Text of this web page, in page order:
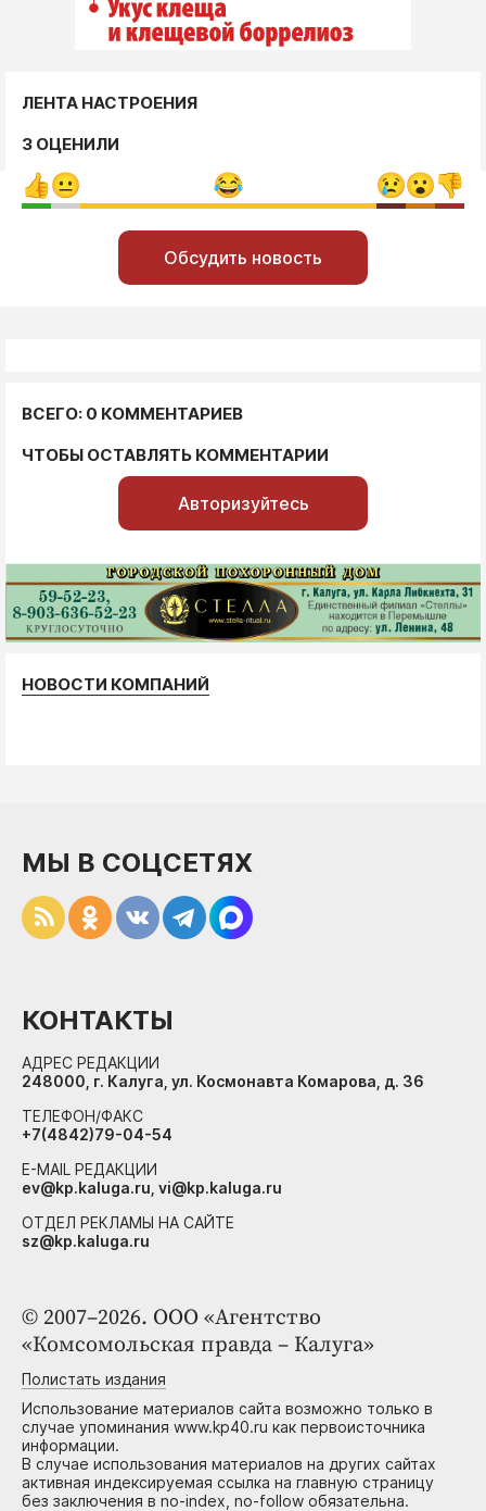
ЛЕНТА НАСТРОЕНИЯ
3 ОЦЕНИЛИ
Обсудить новость
ВСЕГО: 0 КОММЕНТАРИЕВ
ЧТОБЫ ОСТАВЛЯТЬ КОММЕНТАРИИ
Авторизуйтесь
НОВОСТИ КОМПАНИЙ
© 2007–2026. ООО «Агентство
«Комсомольская правда – Калуга»
Полистать издания
Использование материалов сайта возможно только в
случае упоминания www.kp40.ru как первоисточника
информации.
В случае использования материалов на других сайтах
активная индексируемая ссылка на главную страницу
без заключения в no-index, no-follow обязательна.
МЫ В СОЦСЕТЯХ
КОНТАКТЫ
АДРЕС РЕДАКЦИИ
248000, г. Калуга, ул. Космонавта Комарова, д. 36
ТЕЛЕФОН/ФАКС
+7(4842)79-04-54
E-MAIL РЕДАКЦИИ
ev@kp.kaluga.ru, vi@kp.kaluga.ru
ОТДЕЛ РЕКЛАМЫ НА САЙТЕ
sz@kp.kaluga.ru